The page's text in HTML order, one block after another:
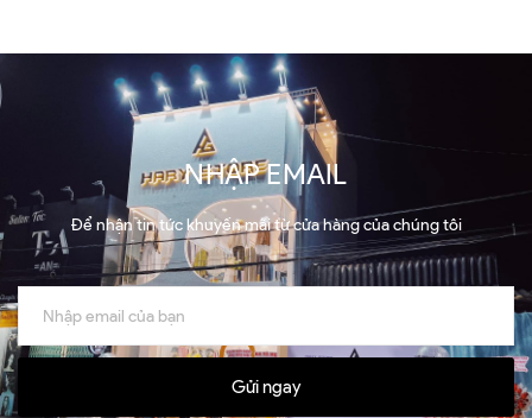
NHẬP EMAIL
Để nhận tin tức khuyến mãi từ cửa hàng của chúng tôi
Gửi ngay